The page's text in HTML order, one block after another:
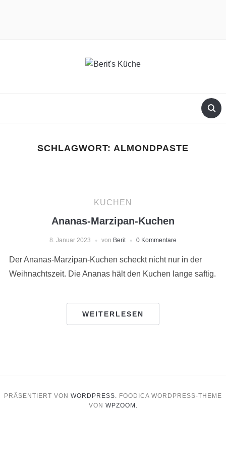
SCHLAGWORT: ALMONDPASTE
KUCHEN
Ananas-Marzipan-Kuchen
8. Januar 2023 von Berit 0 Kommentare
Der Ananas-Marzipan-Kuchen scheckt nicht nur in der
Weihnachtszeit. Die Ananas hält den Kuchen lange saftig.
WEITERLESEN
PRÄSENTIERT VON WORDPRESS. FOODICA WORDPRESS-THEME
VON WPZOOM.